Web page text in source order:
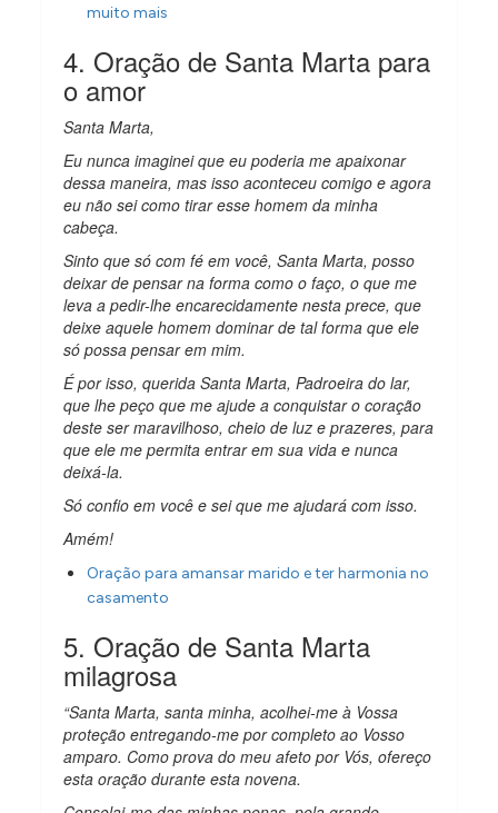
muito mais
4. Oração de Santa Marta para
o amor
Santa Marta,
Eu nunca imaginei que eu poderia me apaixonar
dessa maneira, mas isso aconteceu comigo e agora
eu não sei como tirar esse homem da minha
cabeça.
Sinto que só com fé em você, Santa Marta, posso
deixar de pensar na forma como o faço, o que me
leva a pedir-lhe encarecidamente nesta prece, que
deixe aquele homem dominar de tal forma que ele
só possa pensar em mim.
É por isso, querida Santa Marta, Padroeira do lar,
que lhe peço que me ajude a conquistar o coração
deste ser maravilhoso, cheio de luz e prazeres, para
que ele me permita entrar em sua vida e nunca
deixá-la.
Só confio em você e sei que me ajudará com isso.
Amém!
Oração para amansar marido e ter harmonia no
casamento
5. Oração de Santa Marta
milagrosa
“Santa Marta, santa minha, acolhei-me à Vossa
proteção entregando-me por completo ao Vosso
amparo. Como prova do meu afeto por Vós, ofereço
esta oração durante esta novena.